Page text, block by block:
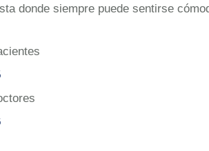
donde siempre puede sentirse